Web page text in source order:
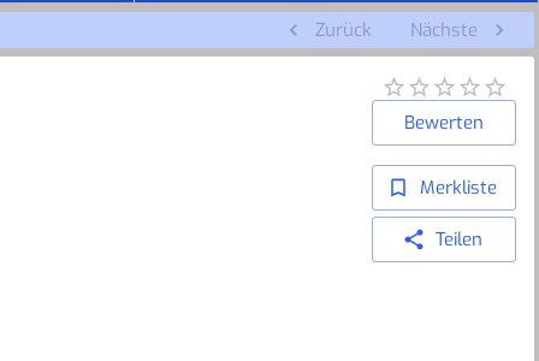
Zurück Nächste
Bewerten
Merkliste
Teilen